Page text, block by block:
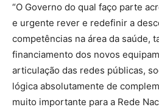
“O Governo do qual faço parte
e urgente rever e redefinir a
competências na área da saúde,
financiamento dos novos
articulação das redes públicas,
lógica absolutamente de
muito importante para a Rede